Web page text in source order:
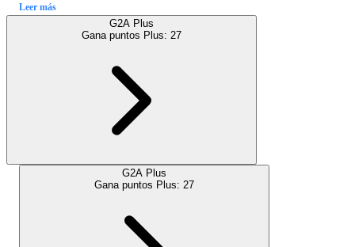
Leer más
G2A Plus
Gana puntos Plus: 27
G2A Plus
Gana puntos Plus: 27